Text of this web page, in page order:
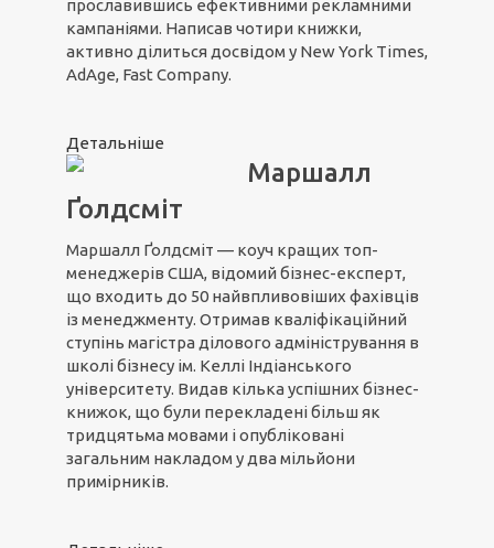
прославившись ефективними рекламними
кампаніями. Написав чотири книжки,
активно ділиться досвідом у New York Times,
AdAge, Fast Company.
Детальніше
Маршалл
Ґолдсміт
Маршалл Ґолдсміт — коуч кращих топ-
менеджерів США, відомий бізнес-експерт,
що входить до 50 найвпливовіших фахівців
із менеджменту. Отримав кваліфікаційний
ступінь магістра ділового адміністрування в
школі бізнесу ім. Келлі Індіанського
університету. Видав кілька успішних бізнес-
книжок, що були перекладені більш як
тридцятьма мовами і опубліковані
загальним накладом у два мільйони
примірників.